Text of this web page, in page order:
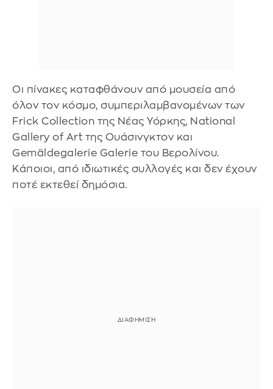
Οι πίνακες καταφθάνουν από μουσεία από
όλον τον κόσμο, συμπεριλαμβανομένων των
Frick Collection της Νέας Υόρκης, National
Gallery of Art της Ουάσινγκτον και
Gemäldegalerie Galerie του Βερολίνου.
Κάποιοι, από ιδιωτικές συλλογές και δεν έχουν
ποτέ εκτεθεί δημόσια.